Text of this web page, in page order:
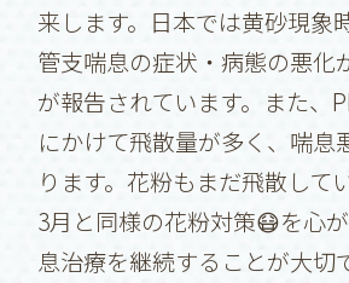
来します。日本では黄砂現象
管支喘息の症状・病態の悪化
が報告されています。また、
にかけて飛散量が多く、喘息
ります。花粉もまだ飛散して
3月と同様の花粉対策😷を心
息治療を継続することが大切